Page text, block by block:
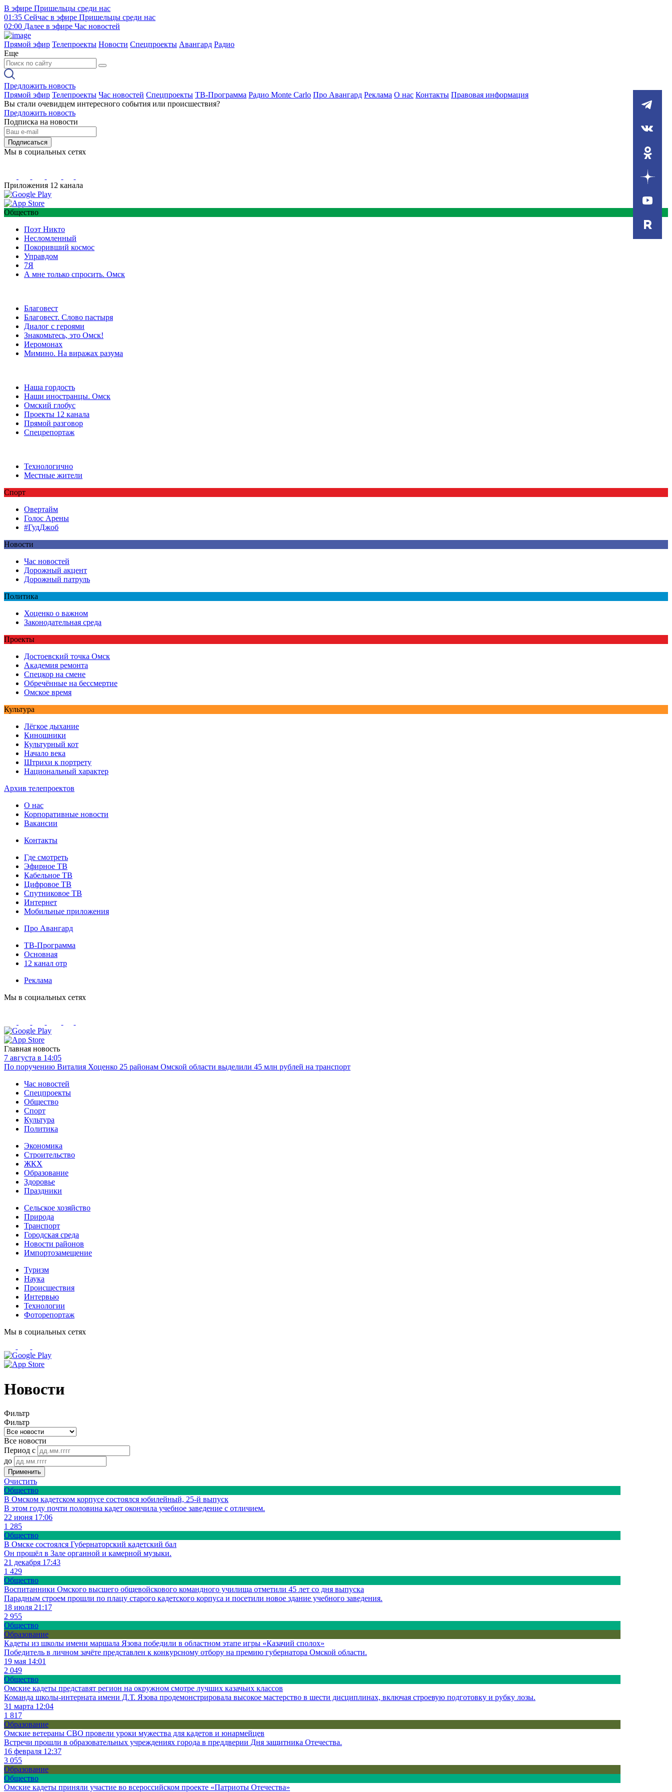
В эфире Пришельцы среди нас
01:35 Сейчас в эфире Пришельцы среди нас
02:00 Далее в эфире Час новостей
Прямой эфир Телепроекты Новости Спецпроекты Авангард Радио
Еще
Предложить новость
Прямой эфир Телепроекты Час новостей Спецпроекты ТВ-Программа Радио Monte Carlo Про Авангард Реклама О нас Контакты Правовая информация
Вы стали очевидцем интересного события или происшествия?
Предложить новость
Подписка на новости
Подписаться
Мы в социальных сетях
Приложения 12 канала
Общество
Поэт Никто
Несломленный
Покоривший космос
Управдом
7Я
А мне только спросить. Омск
Благовест
Благовест. Слово пастыря
Диалог с героями
Знакомьтесь, это Омск!
Иеромонах
Мимино. На виражах разума
Наша гордость
Наши иностранцы. Омск
Омский глобус
Проекты 12 канала
Прямой разговор
Спецрепортаж
Технологично
Местные жители
Спорт
Овертайм
Голос Арены
#ГудДжоб
Новости
Час новостей
Дорожный акцент
Дорожный патруль
Политика
Хоценко о важном
Законодательная среда
Проекты
Достоевский точка Омск
Академия ремонта
Спецкор на смене
Обречённые на бессмертие
Омское время
Культура
Лёгкое дыхание
Киношники
Культурный кот
Начало века
Штрихи к портрету
Национальный характер
Архив телепроектов
О нас
Корпоративные новости
Вакансии
Контакты
Где смотреть
Эфирное ТВ
Кабельное ТВ
Цифровое ТВ
Спутниковое ТВ
Интернет
Мобильные приложения
Про Авангард
ТВ-Программа
Основная
12 канал отр
Реклама
Мы в социальных сетях
Главная новость
7 августа в 14:05
По поручению Виталия Хоценко 25 районам Омской области выделили 45 млн рублей на транспорт
Час новостей
Спецпроекты
Общество
Спорт
Культура
Политика
Экономика
Строительство
ЖКХ
Образование
Здоровье
Праздники
Сельское хозяйство
Природа
Транспорт
Городская среда
Новости районов
Импортозамещение
Туризм
Наука
Происшествия
Интервью
Технологии
Фоторепортаж
Мы в социальных сетях
Новости
Фильтр
Фильтр
Все новости
Период с
до
Применить
Очистить
Общество
В Омском кадетском корпусе состоялся юбилейный, 25-й выпуск
В этом году почти половина кадет окончила учебное заведение с отличием.
22 июня 17:06
1 285
Общество
В Омске состоялся Губернаторский кадетский бал
Он прошёл в Зале органной и камерной музыки.
21 декабря 17:43
1 429
Общество
Воспитанники Омского высшего общевойскового командного училища отметили 45 лет со дня выпуска
Парадным строем прошли по плацу старого кадетского корпуса и посетили новое здание учебного заведения.
18 июля 21:17
2 955
Общество
Образование
Кадеты из школы имени маршала Язова победили в областном этапе игры «Казачий сполох»
Победитель в личном зачёте представлен к конкурсному отбору на премию губернатора Омской области.
19 мая 14:01
2 049
Общество
Омские кадеты представят регион на окружном смотре лучших казачьих классов
Команда школы-интерната имени Д.Т. Язова продемонстрировала высокое мастерство в шести дисциплинах, включая строевую подготовку и рубку лозы.
31 марта 12:04
1 817
Образование
Омские ветераны СВО провели уроки мужества для кадетов и юнармейцев
Встречи прошли в образовательных учреждениях города в преддверии Дня защитника Отечества.
16 февраля 12:37
3 055
Образование
Общество
Омские кадеты приняли участие во всероссийском проекте «Патриоты Отечества»